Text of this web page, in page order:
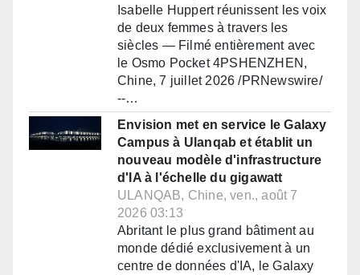
Isabelle Huppert réunissent les voix
de deux femmes à travers les
siècles — Filmé entièrement avec
le Osmo Pocket 4PSHENZHEN,
Chine, 7 juillet 2026 /PRNewswire/
--…
Envision met en service le Galaxy
Campus à Ulanqab et établit un
nouveau modèle d'infrastructure
d'IA à l'échelle du gigawatt
ULANQAB, Chine, ven., août 7
2026 03:13
Abritant le plus grand bâtiment au
monde dédié exclusivement à un
centre de données d'IA, le Galaxy